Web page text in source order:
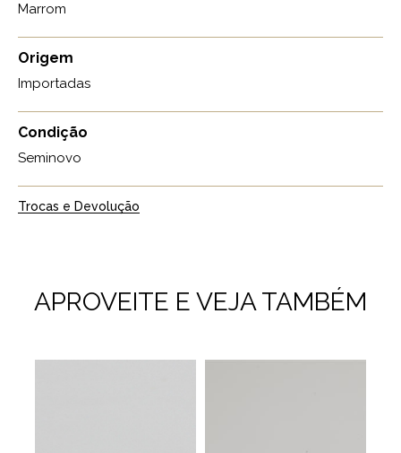
Marrom
Origem
Importadas
Condição
Seminovo
Trocas e Devolução
APROVEITE E VEJA TAMBÉM